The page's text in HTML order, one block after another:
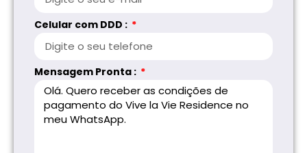
Celular com DDD :
Mensagem Pronta :